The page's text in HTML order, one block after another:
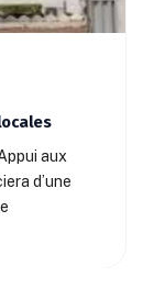
aux
d’une